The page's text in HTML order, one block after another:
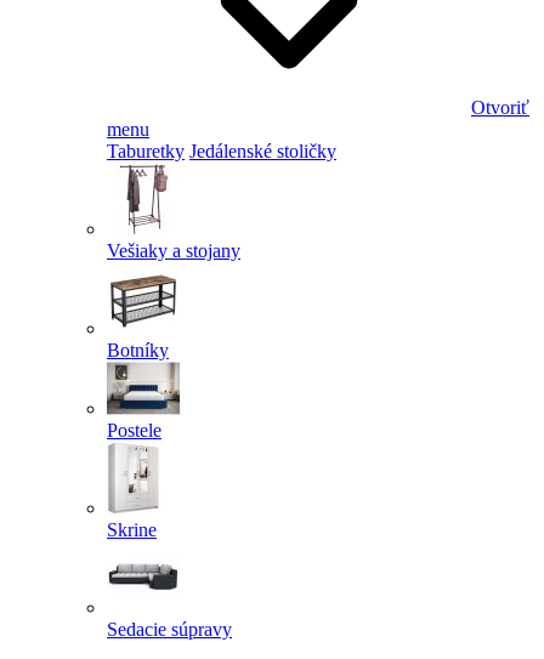
Otvoriť
menu
Taburetky Jedálenské stoličky
Vešiaky a stojany
Botníky
Postele
Skrine
Sedacie súpravy